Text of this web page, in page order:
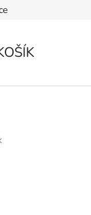
VRÁCENÍ ZBOŽÍ